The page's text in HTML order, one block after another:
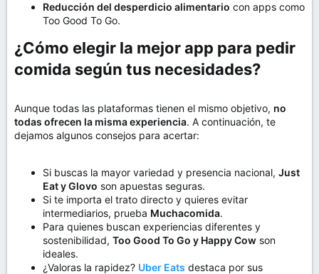
Reducción del desperdicio alimentario con apps como
Too Good To Go.
¿Cómo elegir la mejor app para pedir
comida según tus necesidades?​
Aunque todas las plataformas tienen el mismo objetivo, no
todas ofrecen la misma experiencia. A continuación, te
dejamos algunos consejos para acertar:
Si buscas la mayor variedad y presencia nacional, Just
Eat y Glovo son apuestas seguras.
Si te importa el trato directo y quieres evitar
intermediarios, prueba Muchacomida.
Para quienes buscan experiencias diferentes y
sostenibilidad, Too Good To Go y Happy Cow son
ideales.
¿Valoras la rapidez? Uber Eats destaca por sus